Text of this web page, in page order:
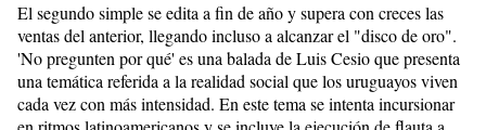
El segundo simple se edita a fin de año y supera con creces las
ventas del anterior, llegando incluso a alcanzar el "disco de oro".
'No pregunten por qué' es una balada de Luis Cesio que presenta
una temática referida a la realidad social que los uruguayos viven
cada vez con más intensidad. En este tema se intenta incursionar